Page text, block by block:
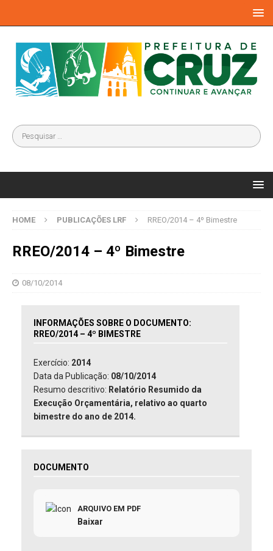
HOME PUBLICAÇÕES LRF RREO/2014 – 4º Bimestre
RREO/2014 – 4º Bimestre
08/10/2014
INFORMAÇÕES SOBRE O DOCUMENTO:
RREO/2014 – 4º BIMESTRE
Exercício: 2014
Data da Publicação: 08/10/2014
Resumo descritivo: Relatório Resumido da
Execução Orçamentária, relativo ao quarto
bimestre do ano de 2014.
DOCUMENTO
ARQUIVO EM PDF
Baixar